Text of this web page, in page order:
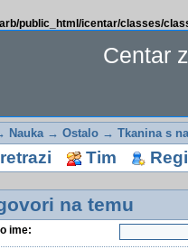
public_html/icentar/classes/
Centar
Nauka→ Ostalo→ Tkanina s
Tim
na temu
ime: